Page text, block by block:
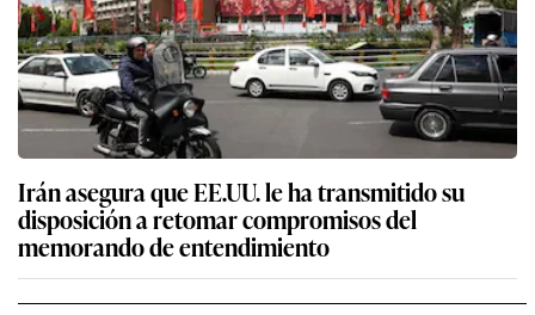
Irán asegura que EE.UU. le ha transmitido su
disposición a retomar compromisos del
memorando de entendimiento